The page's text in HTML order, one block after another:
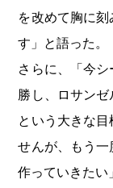
を改めて胸に
す」と語った。
さらに、「今
勝し、ロサンゼ
という大きな
せんが、もう
作っていきたい